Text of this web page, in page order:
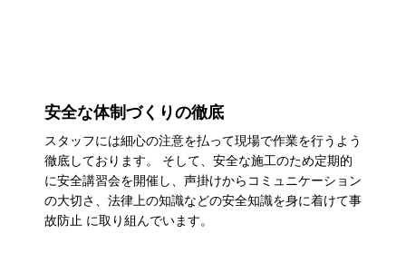
安全な体制づくりの徹底
スタッフには細心の注意を払って現場で作業を行うよう
徹底しております。 そして、安全な施工のため定期的
に安全講習会を開催し、声掛けからコミュニケーション
の大切さ、法律上の知識などの安全知識を身に着けて事
故防止 に取り組んでいます。